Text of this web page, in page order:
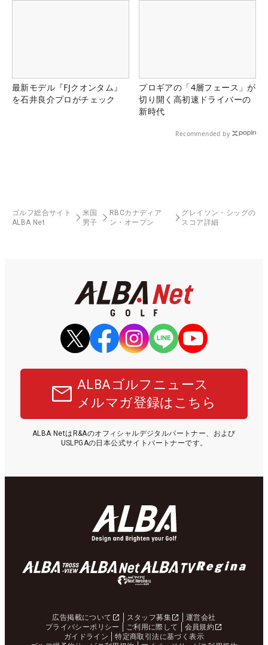
最新モデル『FJクオンタム』
を石井良介プロがチェック
プロギアの「4層フェース」が
切り開く高初速ドライバーの
新時代
Recommended by
ゴルフ総合サイト
ALBA Net
米国
男子
RBCカナディア
ン・オープン
グレイソン・シッグの
スコア詳細
ALBAゴルフニュース
メルマガ登録はこちら
ALBA NetはR&Aのオフィシャルデジタルパートナー、および
USLPGAの日本公式サイトパートナーです。
広告掲載について スタッフ募集
運営会社
プライバシーポリシー
ご利用に際して
会員規約
ガイドライン
特定商取引法に基づく表示